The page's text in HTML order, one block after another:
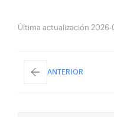
Última actualización
ANTERIOR